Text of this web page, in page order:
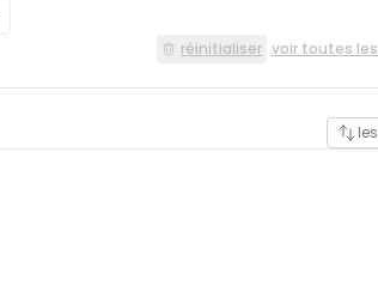
réinitialiser voir toutes